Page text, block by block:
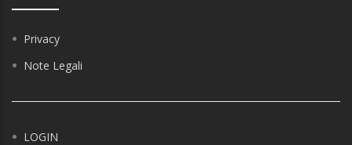
Privacy
Note Legali
LOGIN